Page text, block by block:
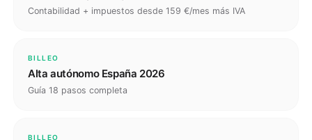
Contabilidad + impuestos desde 159 €/mes más IVA
BILLEO
Alta autónomo España 2026
Guía 18 pasos completa
BILLEO